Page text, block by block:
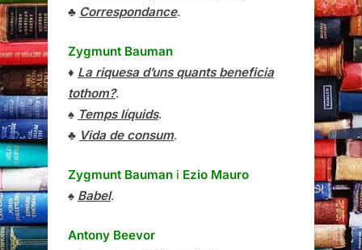
♣ Correspondance.
Zygmunt Bauman
♦ La riquesa d’uns quants beneficia
tothom?.
♠ Temps líquids.
♣ Vida de consum.
Zygmunt Bauman i Ezio Mauro
♠ Babel.
Antony Beevor